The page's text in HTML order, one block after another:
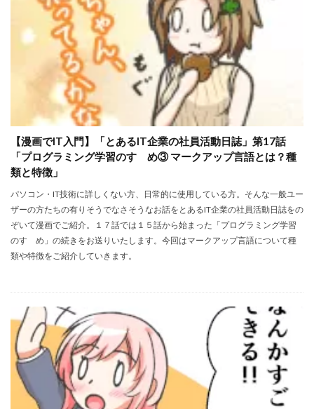
【漫画でIT入門】「とあるIT企業の社員活動日誌」第17話
「プログラミング学習のすゝめ③ マークアップ言語とは？種
類と特徴」
パソコン・IT技術に詳しくない方、日常的に使用している方。そんな一般ユー
ザーの方たちの有りそうでなさそうなお話をとあるIT企業の社員活動日誌をの
ぞいて漫画でご紹介。１７話では１５話から始まった「プログラミング学習
のすゝめ」の続きをお送りいたします。今回はマークアップ言語について種
類や特徴をご紹介していきます。